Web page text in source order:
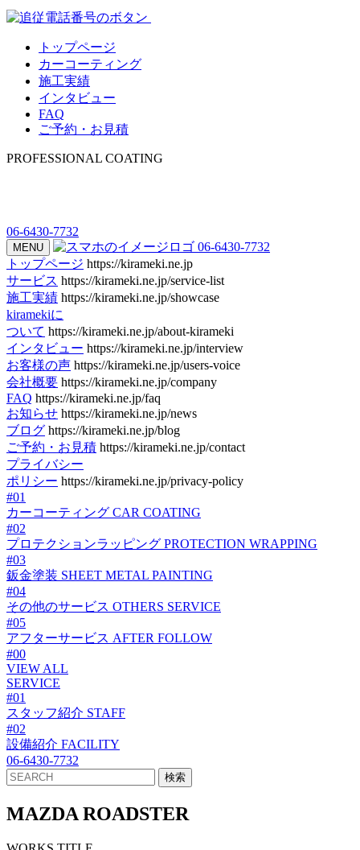
トップページ
カーコーティング
施工実績
インタビュー
FAQ
ご予約・お見積
PROFESSIONAL COATING
06-6430-7732
MENU
06-6430-7732
トップページ https://kirameki.ne.jp
サービス https://kirameki.ne.jp/service-list
施工実績 https://kirameki.ne.jp/showcase
kiramekiに
ついて https://kirameki.ne.jp/about-kirameki
インタビュー https://kirameki.ne.jp/interview
お客様の声 https://kirameki.ne.jp/users-voice
会社概要 https://kirameki.ne.jp/company
FAQ https://kirameki.ne.jp/faq
お知らせ https://kirameki.ne.jp/news
ブログ https://kirameki.ne.jp/blog
ご予約・お見積 https://kirameki.ne.jp/contact
プライバシー
ポリシー https://kirameki.ne.jp/privacy-policy
#01
カーコーティング CAR COATING
#02
プロテクションラッピング PROTECTION WRAPPING
#03
鈑金塗装 SHEET METAL PAINTING
#04
その他のサービス OTHERS SERVICE
#05
アフターサービス AFTER FOLLOW
#00
VIEW ALL
SERVICE
#01
スタッフ紹介 STAFF
#02
設備紹介 FACILITY
06-6430-7732
MAZDA ROADSTER